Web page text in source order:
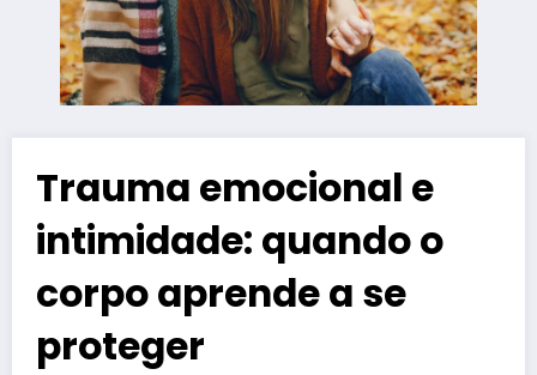
Trauma emocional e
intimidade: quando o
corpo aprende a se
proteger